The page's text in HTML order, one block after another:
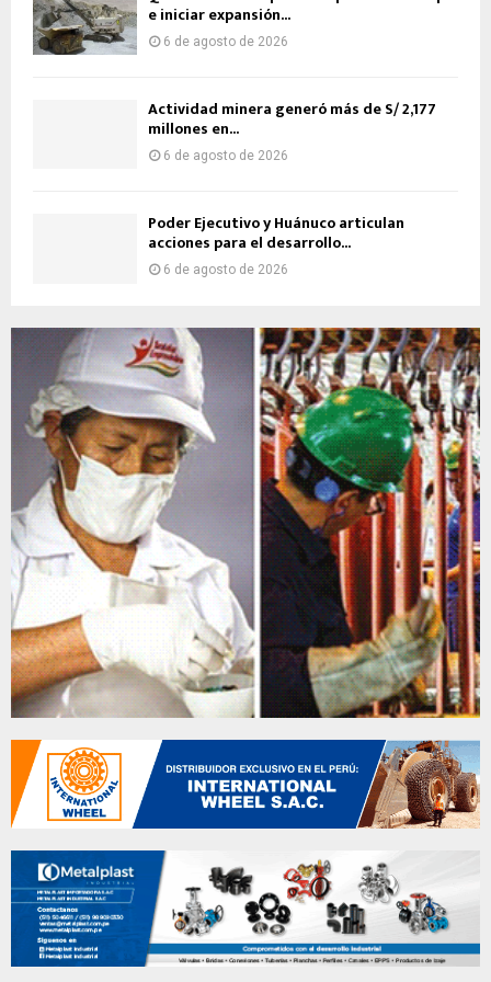
e iniciar expansión...
6 de agosto de 2026
Actividad minera generó más de S/ 2,177
millones en...
6 de agosto de 2026
Poder Ejecutivo y Huánuco articulan
acciones para el desarrollo...
6 de agosto de 2026